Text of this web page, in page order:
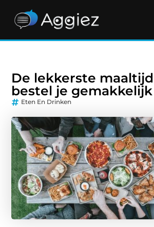
De lekkerste
bestel je
Eten En Drinken